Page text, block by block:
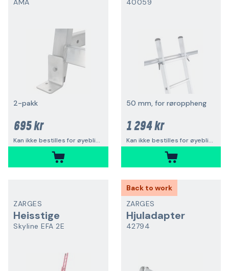
AMA
2-pakk
695 kr
Kan ikke bestilles for øyeblikket
40059
50 mm, for røroppheng
1 294 kr
Kan ikke bestilles for øyeblikket
ZARGES
Heisstige
Skyline EFA 2E
Back to work
ZARGES
Hjuladapter
42794